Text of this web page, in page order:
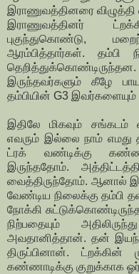
இராணுவத்தினரை
இராணுவத்தினர்
புகுந்துகொண்டு,
ஆரம்பித்தார்கள். தம்பி
இருந்தவர்களும் கீழே
தம்பியின் G3 இவர்களையும்
இதிலே மிகவும் சங்கடம்
எவரும் இல்லை நாம் எமது
ட்ரக் வண்டிக்கு
இருந்ததோம்.
வைத்திருந்தோம். ஆனால்
வேண்டிய நிலைக்கு தம்பி
நோக்கி
நிற்பதையும்
அவதானித்தான். தன்
திருப்பினான்.
கண்ணாடிக்கு குறுக்காக